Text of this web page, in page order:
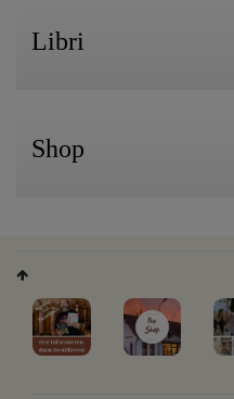
Libri
Shop